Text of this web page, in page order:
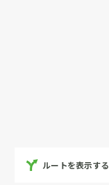
ルートを表示する